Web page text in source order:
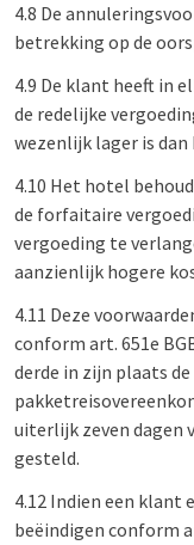
4.8 De
betrekking op de
4.9 De klant heeft in
de redelijke
wezenlijk lager is dan
4.10 Het hotel
de forfaitaire
vergoeding te
aanzienlijk hogere
4.11 Deze
conform art. 651e
derde in zijn plaats
uiterlijk zeven dagen
gesteld.
4.12 Indien een klant
beëindigen conform